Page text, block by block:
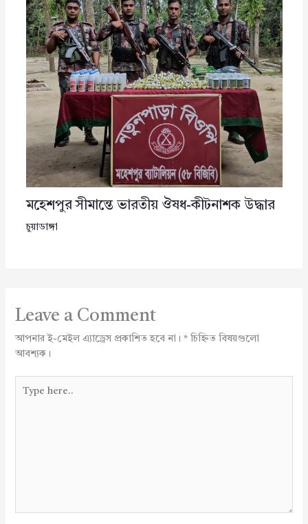
মহেশপুর সীমান্তে ভারতীয় ঔষধ-কীটনাশক উদ্ধার
চুয়াডাঙ্গা
Leave a Comment
আপনার ই-মেইল এ্যাড্রেস প্রকাশিত হবে না। *চিহ্নিত বিষয়গুলো
আবশ্যক।
here..